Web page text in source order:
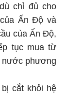
chỉ đủ cho
Ấn Độ và
của Ấn Độ,
tục mua từ
nước phương
cắt khỏi hệ